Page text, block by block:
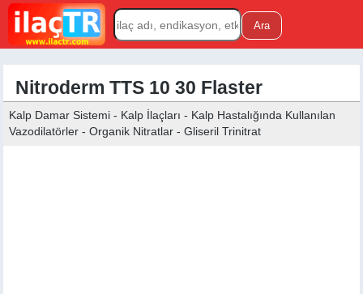
Nitroderm TTS 10 30 Flaster
Kalp Damar Sistemi - Kalp İlaçları - Kalp Hastalığında Kullanılan
Vazodilatörler - Organik Nitratlar - Gliseril Trinitrat